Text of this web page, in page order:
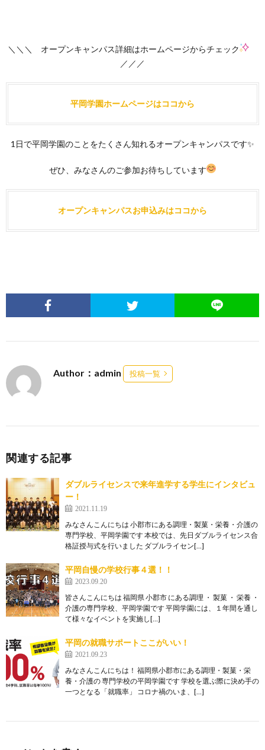
＼＼＼ オープンキャンパス詳細はホームページからチェック
／／／
平岡学園ホームページはココから
1日で平岡学園のことをたくさん知れるオープンキャンパスです✨
ぜひ、みなさんのご参加お待ちしています
オープンキャンパスお申込みはココから
Author：admin 投稿一覧
関連する記事
ダブルライセンスで来年進学する学生にインタビュ
ー！
2021.11.19
みなさんこんにちは 小郡市にある調理・製菓・栄養・介護の
専門学校、平岡学園です 本校では、先日ダブルライセンス合
格証授与式を行いました ダブルライセン[…]
平岡自慢の学校行事４選！！
2023.09.20
皆さんこんにちは 福岡県 小郡市 にある調理 ・ 製菓 ・ 栄養 ・
介護の専門学校、平岡学園です 平岡学園には、１年間を通し
て様々なイベントを実施し[…]
平岡の就職サポートここがいい！
2021.09.23
みなさんこんにちは！ 福岡県小郡市にある調理・製菓・栄
養・介護の 専門学校の平岡学園です 学校を選ぶ際に決め手の
一つとなる「就職率」 コロナ禍のいま、[…]